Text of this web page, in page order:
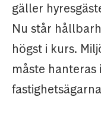
gäller
Nu står
högst i kurs.
måste